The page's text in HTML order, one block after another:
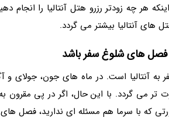
هر چه زودتر رزرو هتل آنتالیا را
های آنتالیا بیشتر می گردد.
های شلوغ سفر باشد
آنتالیا است. در ماه های جون، جولای و
تر می گردد. با این حال، اگر در پی
که با سرما هم مسئله ای ندارید، فصل